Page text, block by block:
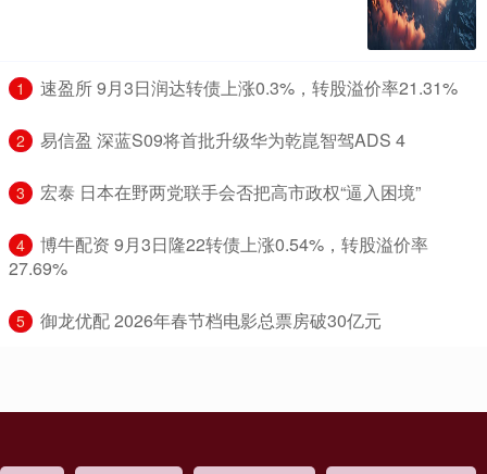
1 ​速盈所 9月3日润达转债上涨0.3%，转股溢价率21.31%
2 ​易信盈 深蓝S09将首批升级华为乾崑智驾ADS 4
3 ​宏泰 日本在野两党联手会否把高市政权“逼入困境”
4
​博牛配资 9月3日隆22转债上涨0.54%，转股溢价率
27.69%
5 ​御龙优配 2026年春节档电影总票房破30亿元